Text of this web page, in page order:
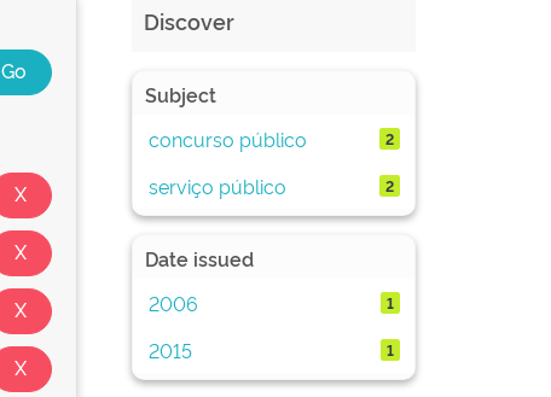
Discover
Subject
concurso público
2
serviço público 2
Date issued
2006
1
2015 1